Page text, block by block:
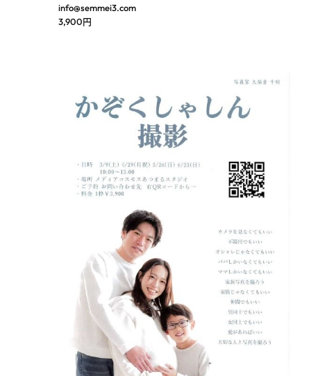
info@semmei3.com
3,900円